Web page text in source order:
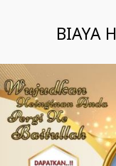
BIAYA